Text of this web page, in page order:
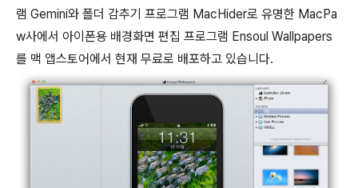
램 Gemini와 폴더 감추기 프로그램 MacHider로 유명한 MacPa
w사에서 아이폰용 배경화면 편집 프로그램 Ensoul Wallpapers
를 맥 앱스토어에서 현재 무료로 배포하고 있습니다.